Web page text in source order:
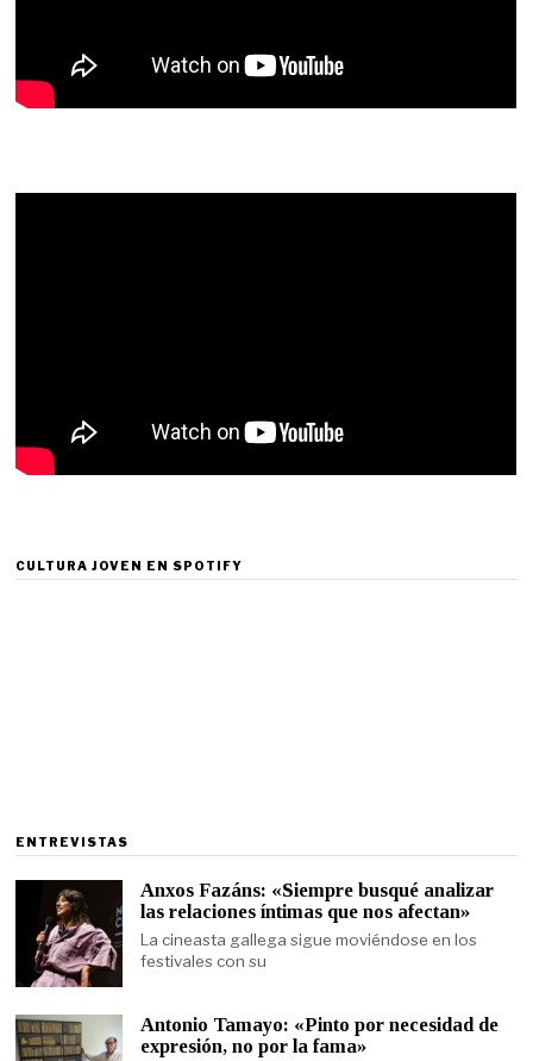
CULTURA JOVEN EN SPOTIFY
ENTREVISTAS
Anxos Fazáns: «Siempre busqué analizar
las relaciones íntimas que nos afectan»
La cineasta gallega sigue moviéndose en los
festivales con su
Antonio Tamayo: «Pinto por necesidad de
expresión, no por la fama»